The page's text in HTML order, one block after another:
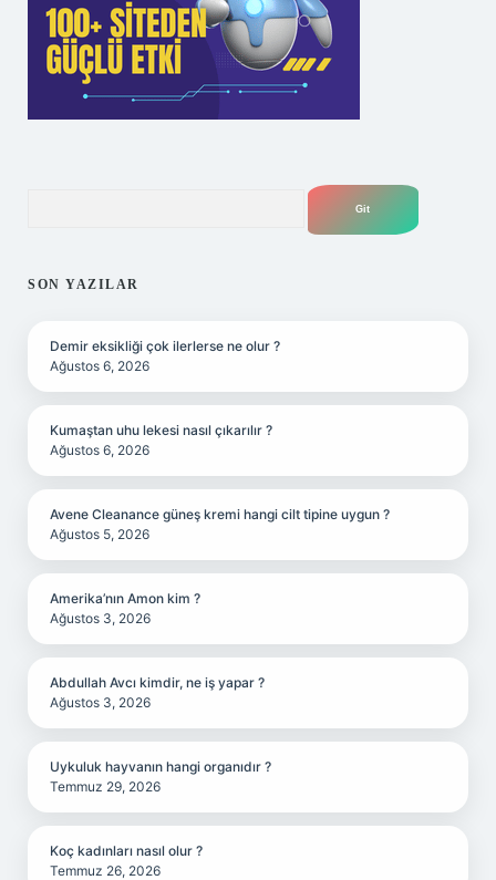
SON YAZILAR
Demir eksikliği çok ilerlerse ne olur ?
Ağustos 6, 2026
Kumaştan uhu lekesi nasıl çıkarılır ?
Ağustos 6, 2026
Avene Cleanance güneş kremi hangi cilt tipine uygun ?
Ağustos 5, 2026
Amerika’nın Amon kim ?
Ağustos 3, 2026
Abdullah Avcı kimdir, ne iş yapar ?
Ağustos 3, 2026
Uykuluk hayvanın hangi organıdır ?
Temmuz 29, 2026
Koç kadınları nasıl olur ?
Temmuz 26, 2026